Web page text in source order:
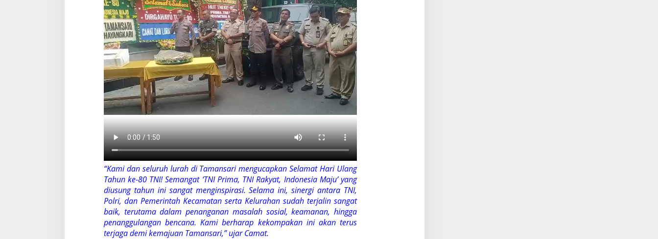
“Kami dan seluruh lurah di Tamansari mengucapkan Selamat Hari Ulang
Tahun ke-80 TNI! Semangat ‘TNI Prima, TNI Rakyat, Indonesia Maju’ yang
diusung tahun ini sangat menginspirasi. Selama ini, sinergi antara TNI,
Polri, dan Pemerintah Kecamatan serta Kelurahan sudah terjalin sangat
baik, terutama dalam penanganan masalah sosial, keamanan, hingga
penanggulangan bencana. Kami berharap kekompakan ini akan terus
terjaga demi kemajuan Tamansari,” ujar Camat.